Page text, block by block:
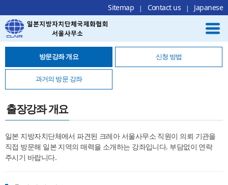
Local Navigation 바로가기
Contents 바로가기
Footer 바로가기
Sitemap Contact us Japanese
방문강좌 개요 신청 방법
과거의 방문 강좌
출장강좌 개요
일본 지방자치단체에서 파견된 크레아 서울사무소 직원이 의뢰 기관을
직접 방문해 일본 지역의 매력을 소개하는 강좌입니다. 부담없이 연락
주시기 바랍니다.